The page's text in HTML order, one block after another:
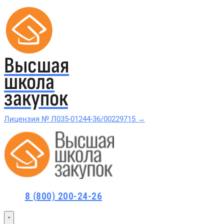
Высшая
школа
закупок
Лицензия № Л035-01244-36/00229715 →
Проверить в реестре Рособрнадзора →
Курсы по 44-ФЗ
8 (800) 200-24-26